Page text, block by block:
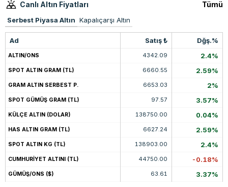
Canlı Altın Fiyatları Tümü
Serbest Piyasa Altın Kapalıçarşı Altın
Ad Satış ₺ Dğş.%
ALTIN/ONS 4342.09 2.4%
SPOT ALTIN GRAM (TL) 6660.55 2.59%
GRAM ALTIN SERBEST P. 6653.03 2%
SPOT GÜMÜŞ GRAM (TL) 97.57 3.57%
KÜLÇE ALTIN (DOLAR) 138750.00 0.04%
HAS ALTIN GRAM (TL) 6627.24 2.59%
SPOT ALTIN KG (TL) 138903.00 2.4%
CUMHURİYET ALTINI (TL) 44750.00 -0.18%
GÜMÜŞ/ONS ($) 63.61 3.37%